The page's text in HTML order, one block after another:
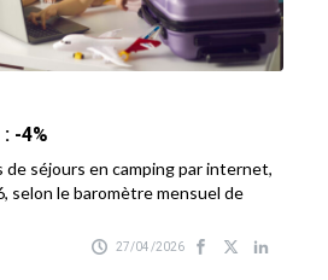
-4%
de séjours en camping par internet,
selon le baromètre mensuel de
27/04/2026